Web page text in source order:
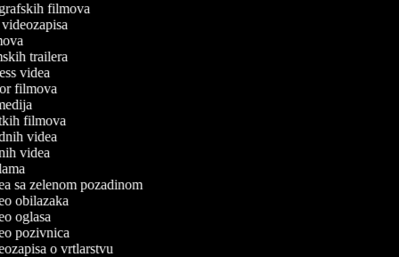
filmova
videozapisa
trailera
videa
filmova
filmova
videa
videa
sa zelenom pozadinom
obilazaka
oglasa
pozivnica
o vrtlarstvu